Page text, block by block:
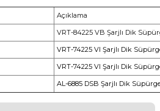
Açıklama
VRT-84225 VB Şarjlı Dik
VRT-74225 VI Şarjlı Dik
VRT-74225 VI Şarjlı Dik
AL-6885 DSB Şarjlı Dik